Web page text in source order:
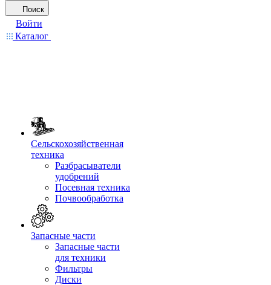
Поиск
Войти
Каталог
Сельскохозяйственная
техника
Разбрасыватели
удобрений
Посевная техника
Почвообработка
Запасные части
Запасные части
для техники
Фильтры
Диски